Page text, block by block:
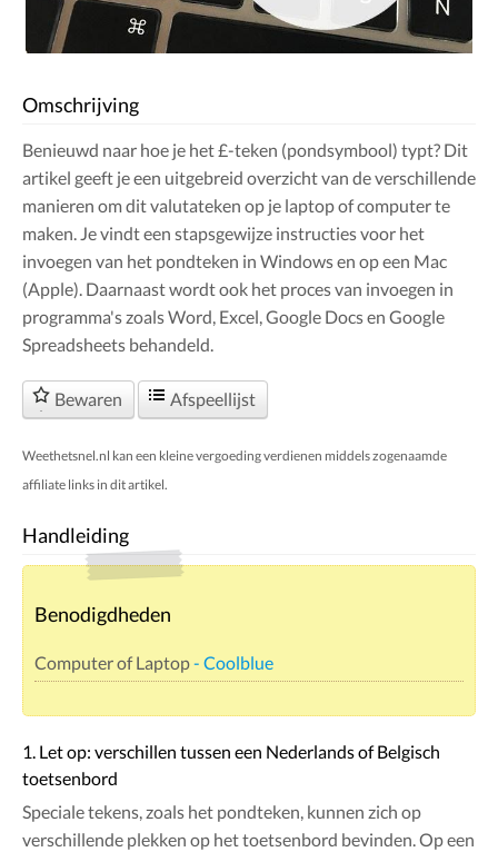
Omschrijving
Benieuwd naar hoe je het £-teken (pondsymbool) typt? Dit
artikel geeft je een uitgebreid overzicht van de verschillende
manieren om dit valutateken op je laptop of computer te
maken. Je vindt een stapsgewijze instructies voor het
invoegen van het pondteken in Windows en op een Mac
(Apple). Daarnaast wordt ook het proces van invoegen in
programma's zoals Word, Excel, Google Docs en Google
Spreadsheets behandeld.
Bewaren Afspeellijst
Weethetsnel.nl kan een kleine vergoeding verdienen middels zogenaamde
affiliate links in dit artikel.
Handleiding
Benodigdheden
Computer of Laptop- Coolblue
1. Let op: verschillen tussen een Nederlands of Belgisch
toetsenbord
Speciale tekens, zoals het pondteken, kunnen zich op
verschillende plekken op het toetsenbord bevinden. Op een